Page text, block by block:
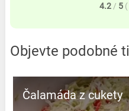
4.2 / 5 (
Objevte podobné
Čalamáda z cukety